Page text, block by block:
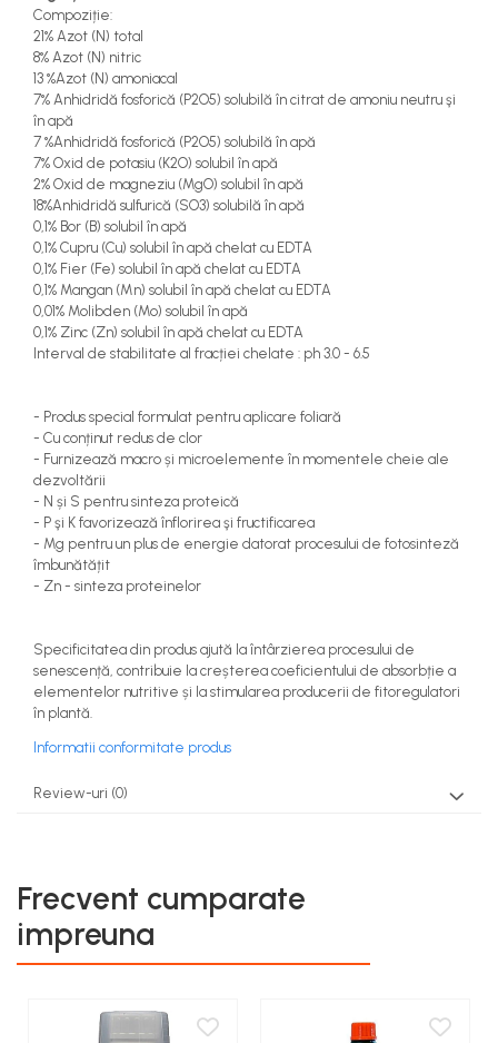
teascuri
Nivele laser si Telemetre
Nivele si masurare unghi
Nivele, Echere si Compasuri
Rulete
Compoziție:
21% Azot (N) total
8% Azot (N) nitric
13 %Azot (N) amoniacal
7% Anhidridă fosforică (P2O5) solubilă în citrat de amoniu neutru şi
în apă
7 %Anhidridă fosforică (P2O5) solubilă în apă
7% Oxid de potasiu (K2O) solubil în apă
2% Oxid de magneziu (MgO) solubil în apă
18%Anhidridă sulfurică (SO3) solubilă în apă
0,1% Bor (B) solubil în apă
0,1% Cupru (Cu) solubil în apă chelat cu EDTA
0,1% Fier (Fe) solubil în apă chelat cu EDTA
0,1% Mangan (Mn) solubil în apă chelat cu EDTA
0,01% Molibden (Mo) solubil în apă
0,1% Zinc (Zn) solubil în apă chelat cu EDTA
Interval de stabilitate al fracției chelate : ph 3.0 - 6.5
- Produs special formulat pentru aplicare foliară
- Cu conținut redus de clor
- Furnizează macro și microelemente în momentele cheie ale
dezvoltării
- N și S pentru sinteza proteică
- P şi K favorizează înflorirea şi fructificarea
- Mg pentru un plus de energie datorat procesului de fotosinteză
îmbunătățit
- Zn - sinteza proteinelor
Specificitatea din produs ajută la întârzierea procesului de
senescență, contribuie la creșterea coeficientului de absorbție a
elementelor nutritive și la stimularea producerii de fitoregulatori
în plantă.
Informatii conformitate produs
Review-uri (0)
Frecvent cumparate
impreuna